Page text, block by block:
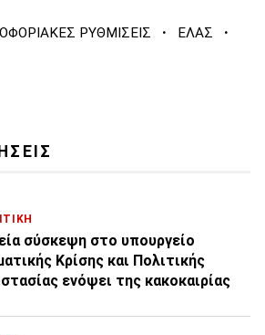
ΡΥΘΜΙΣΕΙΣ · ΕΛΑΣ ·
σύσκεψη στο υπουργείο
Κρίσης και Πολιτικής
ενόψει της κακοκαιρίας